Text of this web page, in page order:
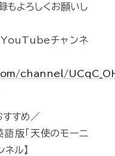
よろしくお願いし
YouTubeチャンネ
channel/
すすめ／
版「天使のモーニ
ル】